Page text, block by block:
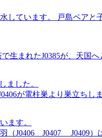
しています。 戸島ペア
生まれたJ0385が、天国
ました。
が電柱巣より巣立ち
ます。
（J0406 J0407 J0409）